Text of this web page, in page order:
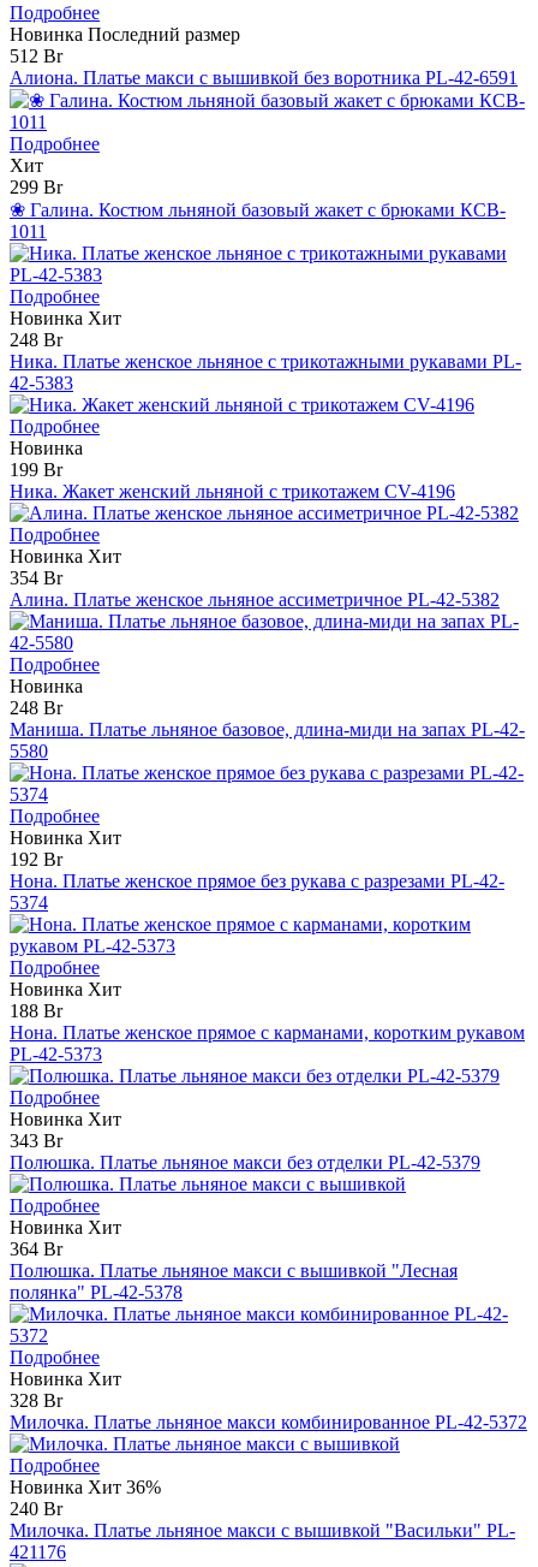
Подробнее
Новинка Последний размер
512 Br
Алиона. Платье макси с вышивкой без воротника PL-42-6591
Подробнее
Хит
299 Br
❀ Галина. Костюм льняной базовый жакет с брюками КCB-
1011
Подробнее
Новинка Хит
248 Br
Ника. Платье женское льняное с трикотажными рукавами PL-
42-5383
Подробнее
Новинка
199 Br
Ника. Жакет женский льняной с трикотажем CV-4196
Подробнее
Новинка Хит
354 Br
Алина. Платье женское льняное ассиметричное PL-42-5382
Подробнее
Новинка
248 Br
Маниша. Платье льняное базовое, длина-миди на запах PL-42-
5580
Подробнее
Новинка Хит
192 Br
Нона. Платье женское прямое без рукава с разрезами PL-42-
5374
Подробнее
Новинка Хит
188 Br
Нона. Платье женское прямое с карманами, коротким рукавом
PL-42-5373
Подробнее
Новинка Хит
343 Br
Полюшка. Платье льняное макси без отделки PL-42-5379
Подробнее
Новинка Хит
364 Br
Полюшка. Платье льняное макси с вышивкой "Лесная
полянка" PL-42-5378
Подробнее
Новинка Хит
328 Br
Милочка. Платье льняное макси комбинированное PL-42-5372
Подробнее
Новинка Хит 36%
240 Br
Милочка. Платье льняное макси с вышивкой "Васильки" PL-
421176